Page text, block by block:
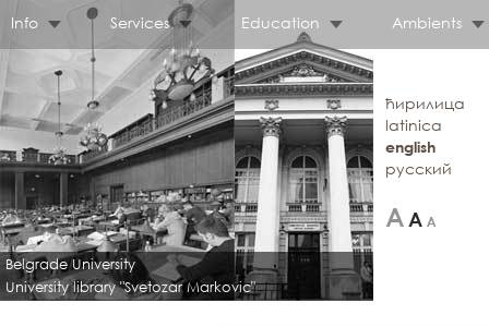
Info Services Education Ambients
Belgrade University
University library "Svetozar Markovic"
ћирилица
latinica
english
русский